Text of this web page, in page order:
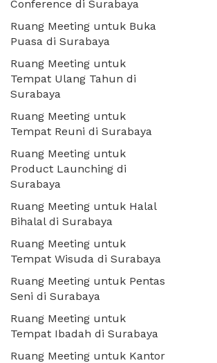
Conference di Surabaya
Ruang Meeting untuk Buka
Puasa di Surabaya
Ruang Meeting untuk
Tempat Ulang Tahun di
Surabaya
Ruang Meeting untuk
Tempat Reuni di Surabaya
Ruang Meeting untuk
Product Launching di
Surabaya
Ruang Meeting untuk Halal
Bihalal di Surabaya
Ruang Meeting untuk
Tempat Wisuda di Surabaya
Ruang Meeting untuk Pentas
Seni di Surabaya
Ruang Meeting untuk
Tempat Ibadah di Surabaya
Ruang Meeting untuk Kantor